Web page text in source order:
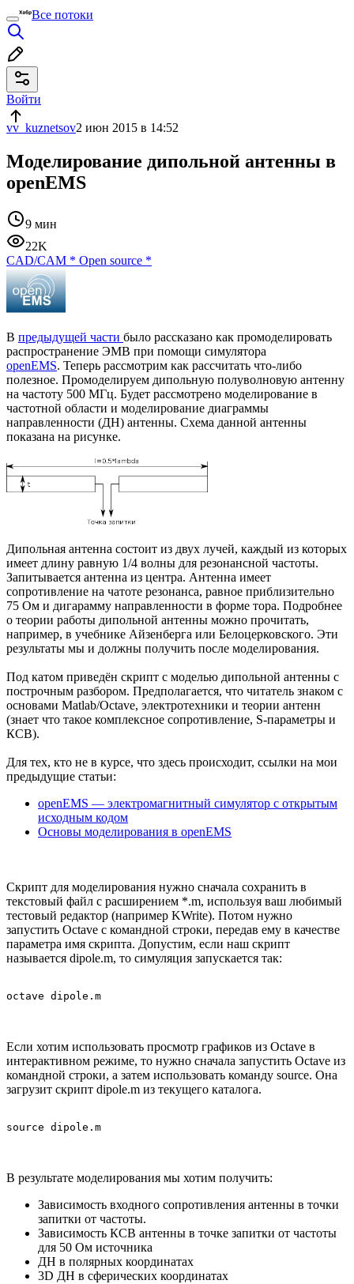
Все потоки
Войти
vv_kuznetsov2 июн 2015 в 14:52
Моделирование дипольной антенны в
openEMS
9 мин
22K
CAD/CAM * Open source *
В предыдущей части было рассказано как промоделировать
распространение ЭМВ при помощи симулятора
openEMS. Теперь рассмотрим как рассчитать что-либо
полезное. Промоделируем дипольную полуволновую антенну
на частоту 500 МГц. Будет рассмотрено моделирование в
частотной области и моделирование диаграммы
направленности (ДН) антенны. Схема данной антенны
показана на рисунке.
Дипольная антенна состоит из двух лучей, каждый из которых
имеет длину равную 1/4 волны для резонансной частоты.
Запитывается антенна из центра. Антенна имеет
сопротивление на чатоте резонанса, равное приблизительно
75 Ом и дигарамму направленности в форме тора. Подробнее
о теории работы дипольной антенны можно прочитать,
например, в учебнике Айзенберга или Белоцерковского. Эти
результаты мы и должны получить после моделирования.
Под катом приведён скрипт с моделью дипольной антенны с
построчным разбором. Предполагается, что читатель знаком с
основами Matlab/Octave, электротехники и теории антенн
(знает что такое комплексное сопротивление, S-параметры и
КСВ).
Для тех, кто не в курсе, что здесь происходит, ссылки на мои
предыдущие статьи:
openEMS — электромагнитный симулятор с открытым
исходным кодом
Основы моделирования в openEMS
Скрипт для моделирования нужно сначала сохранить в
текстовый файл с расширением *.m, используя ваш любимый
тестовый редактор (например KWrite). Потом нужно
запустить Octave с командной строки, передав ему в качестве
параметра имя скрипта. Допустим, если наш скрипт
называется dipole.m, то симуляция запускается так:
Если хотим использовать просмотр графиков из Octave в
интерактивном режиме, то нужно сначала запустить Octave из
командной строки, а затем использовать команду source. Она
загрузит скрипт dipole.m из текущего каталога.
В результате моделирования мы хотим получить:
Зависимость входного сопротивления антенны в точки
запитки от частоты.
Зависимость КСВ антенны в точке запитки от частоты
для 50 Ом источника
ДН в полярных координатах
3D ДН в сферических координатах